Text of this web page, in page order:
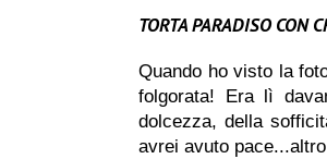
TORTA PARADISO CON
Quando ho visto la
folgorata! Era lì
dolcezza, della
avrei avuto